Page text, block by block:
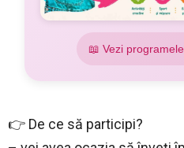
📖 Vezi
👉 De ce să participi?